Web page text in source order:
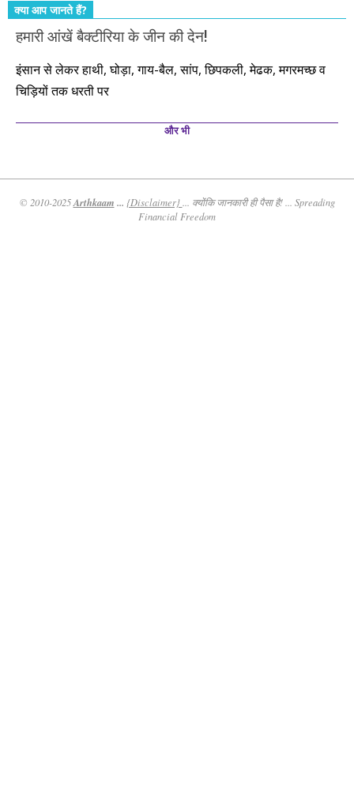
क्या आप जानते हैं?
हमारी आंखें बैक्टीरिया के जीन की देन!
इंसान से लेकर हाथी, घोड़ा, गाय-बैल, सांप, छिपकली, मेढक, मगरमच्छ व
चिड़ियों तक धरती पर
और भी
© 2010-2025Arthkaam ... {Disclaimer}
... क्योंकि जानकारी ही पैसा है! ... Spreading
Financial Freedom